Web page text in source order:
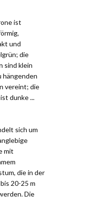
ist
und
die
sind klein
hängenden
vereint; die
dunke ...
sich um
mit
die in der
20-25 m
Die